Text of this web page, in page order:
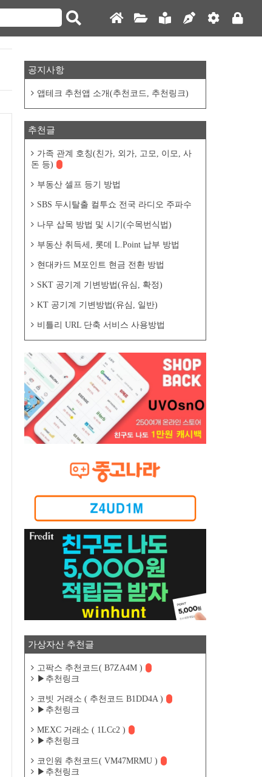
공지사항
앱테크 추천앱 소개(추천코드, 추천링크)
추천글
가족 관계 호칭(친가, 외가, 고모, 이모, 사
돈 등)
부동산 셀프 등기 방법
SBS 두시탈출 컬투쇼 전국 라디오 주파수
나무 삽목 방법 및 시기(수목번식법)
부동산 취득세, 롯데 L.Point 납부 방법
현대카드 M포인트 현금 전환 방법
SKT 공기계 기변방법(유심, 확정)
KT 공기계 기변방법(유심, 일반)
비틀리 URL 단축 서비스 사용방법
가상자산 추천글
고팍스 추천코드( B7ZA4M )
▶추천링크
코빗 거래소 ( 추천코드 B1DD4A )
▶추천링크
MEXC 거래소 ( 1LCc2 )
▶추천링크
코인원 추천코드( VM47MRMU )
▶추천링크